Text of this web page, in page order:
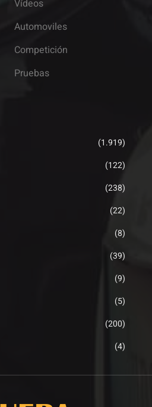
Vídeos
Automoviles
Competición
Pruebas
(1.919)
(122)
(238)
(22)
(8)
(39)
(9)
(5)
(200)
(4)